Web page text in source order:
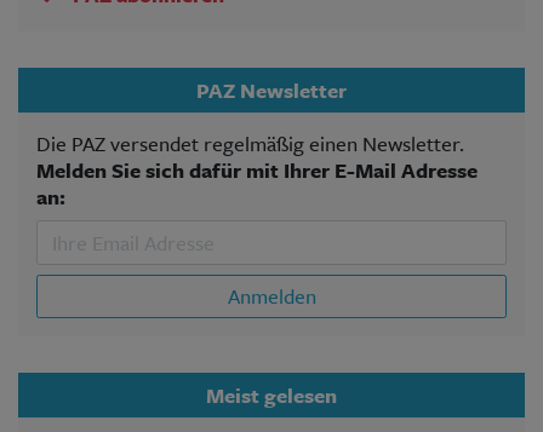
PAZ Newsletter
Die PAZ versendet regelmäßig einen Newsletter.
Melden Sie sich dafür mit Ihrer E-Mail Adresse
an:
Anmelden
Meist gelesen